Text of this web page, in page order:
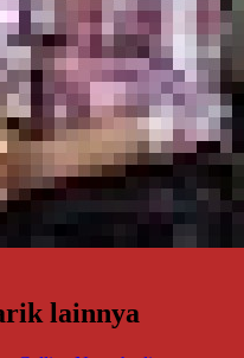
lainnya